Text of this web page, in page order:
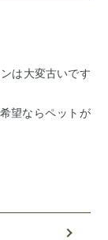
ウイークリー
初めてご利用
ンは大変古いです
望ならペットが